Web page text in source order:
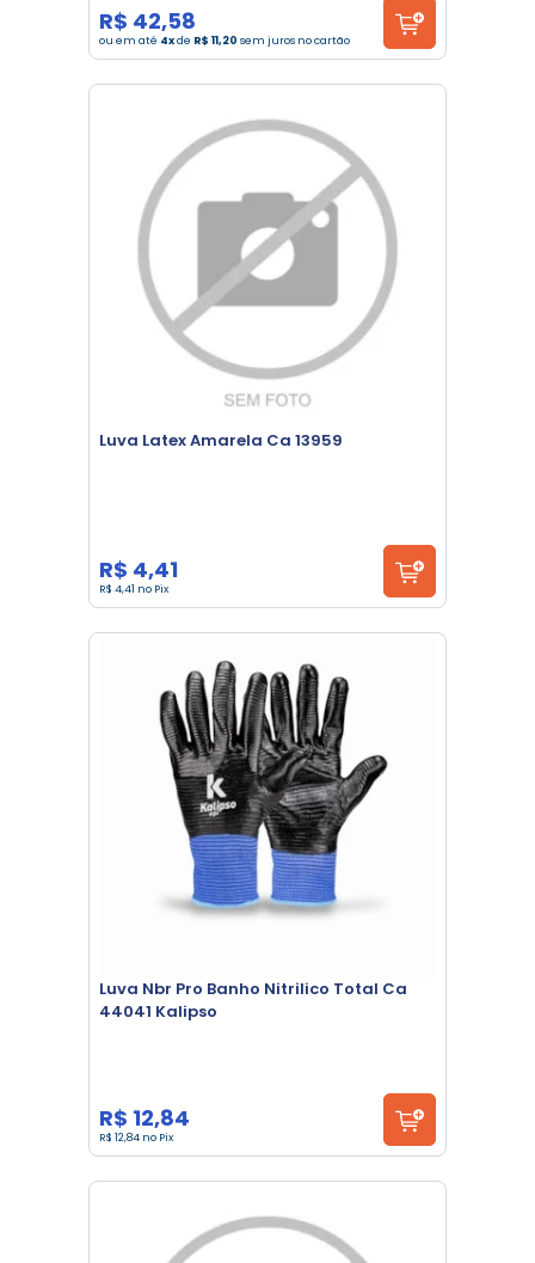
R$ 42,58
ou em até 4xde R$ 11,20 sem juros no cartão
Luva Latex Amarela Ca 13959
R$ 4,41
R$ 4,41 no Pix
Luva Nbr Pro Banho Nitrilico Total Ca
44041 Kalipso
R$ 12,84
R$ 12,84 no Pix